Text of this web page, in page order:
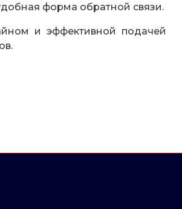
форма обратной связи.
и эффективной подачей